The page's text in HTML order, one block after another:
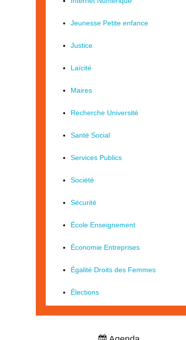
Jeunesse Petite enfance
Justice
Laïcité
Maires
Recherche Université
Santé Social
Services Publics
Société
Sécurité
École Enseignement
Économie Entreprises
Égalité Droits des Femmes
Élections